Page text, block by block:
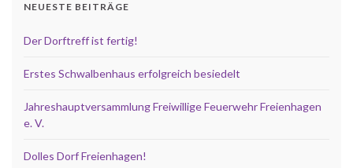
NEUESTE BEITRÄGE
Der Dorftreff ist fertig!
Erstes Schwalbenhaus erfolgreich besiedelt
Jahreshauptversammlung Freiwillige Feuerwehr Freienhagen
e. V.
Dolles Dorf Freienhagen!